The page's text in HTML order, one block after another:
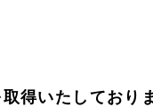
得いたしており